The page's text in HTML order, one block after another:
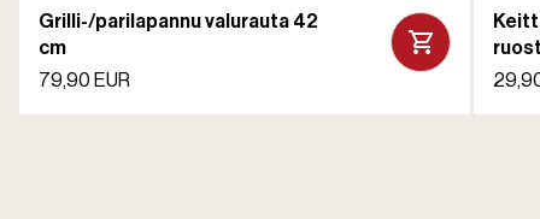
Grilli-/parilapannu valurauta 42
cm
79,90 EUR